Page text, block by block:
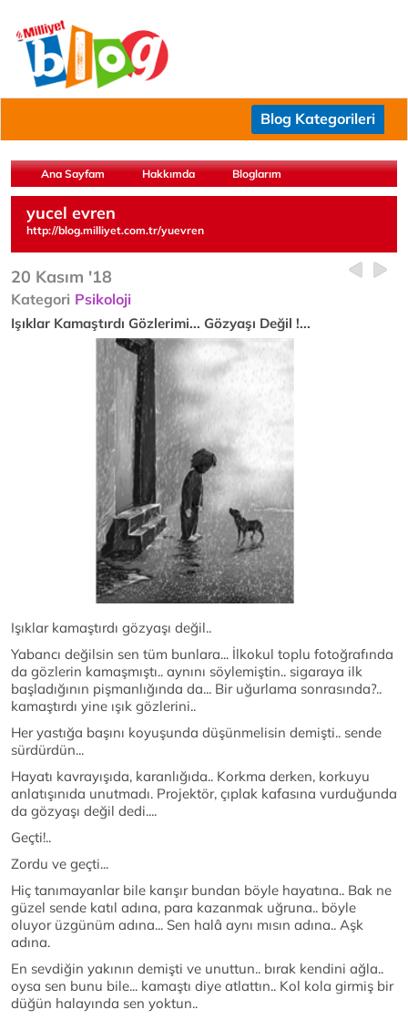
Blog Kategorileri
Ana Sayfam Hakkımda Bloglarım
yucel evren
http://blog.milliyet.com.tr/yuevren
20 Kasım '18
Kategori Psikoloji
Işıklar Kamaştırdı Gözlerimi... Gözyaşı Değil !...
Işıklar kamaştırdı gözyaşı değil..
Yabancı değilsin sen tüm bunlara... İlkokul toplu fotoğrafında
da gözlerin kamaşmıştı.. aynını söylemiştin.. sigaraya ilk
başladığının pişmanlığında da... Bir uğurlama sonrasında?..
kamaştırdı yine ışık gözlerini..
Her yastığa başını koyuşunda düşünmelisin demişti.. sende
sürdürdün...
Hayatı kavrayışıda, karanlığıda.. Korkma derken, korkuyu
anlatışınıda unutmadı. Projektör, çıplak kafasına vurduğunda
da gözyaşı değil dedi....
Geçti!..
Zordu ve geçti...
Hiç tanımayanlar bile karışır bundan böyle hayatına.. Bak ne
güzel sende katıl adına, para kazanmak uğruna.. böyle
oluyor üzgünüm adına... Sen halâ aynı mısın adına.. Aşk
adına.
En sevdiğin yakının demişti ve unuttun.. bırak kendini ağla..
oysa sen bunu bile... kamaştı diye atlattın.. Kol kola girmiş bir
düğün halayında sen yoktun..